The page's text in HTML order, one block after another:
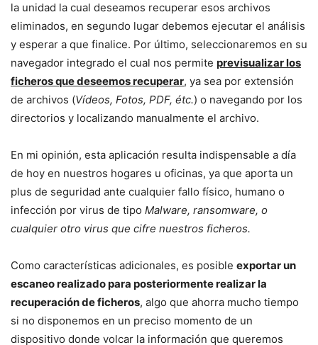
la unidad la cual deseamos recuperar esos archivos
eliminados, en segundo lugar debemos ejecutar el análisis
y esperar a que finalice. Por último, seleccionaremos en su
navegador integrado el cual nos permite previsualizar los
ficheros que deseemos recuperar, ya sea por extensión
de archivos (Vídeos, Fotos, PDF, étc.) o navegando por los
directorios y localizando manualmente el archivo.
En mi opinión, esta aplicación resulta indispensable a día
de hoy en nuestros hogares u oficinas, ya que aporta un
plus de seguridad ante cualquier fallo físico, humano o
infección por virus de tipo Malware, ransomware, o
cualquier otro virus que cifre nuestros ficheros.
Como características adicionales, es posible exportar un
escaneo realizado para posteriormente realizar la
recuperación de ficheros, algo que ahorra mucho tiempo
si no disponemos en un preciso momento de un
dispositivo donde volcar la información que queremos